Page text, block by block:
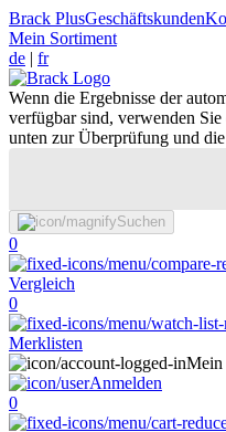
Brack PlusGeschäftskunden
Mein Sortiment
de | fr
Wenn die Ergebnisse der
verfügbar sind, verwenden
unten zur Überprüfung und
Suchen
0
Vergleich
0
Merklisten
Anmelden
0